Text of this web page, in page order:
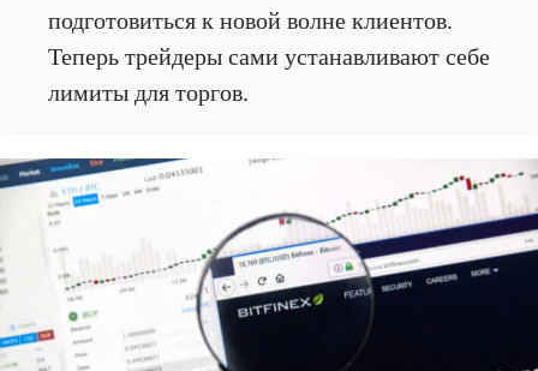
подготовиться к новой волне клиентов.
Теперь трейдеры сами устанавливают себе
лимиты для торгов.